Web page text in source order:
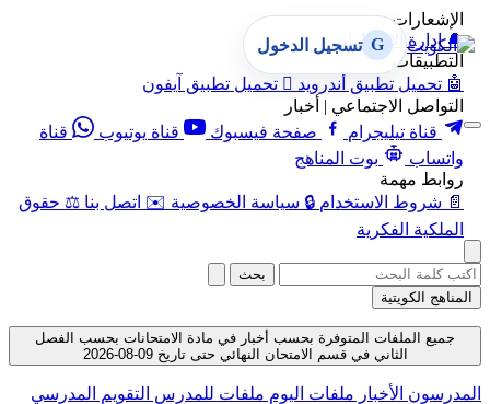
إدارة الإشعارات
تحميل تطبيق أندرويد
 تحميل تطبيق آيفون
الاجتماعي | أخبار
قناة تيليجرام
صفحة فيسبوك قناة يوتيوب
قناة
بوت المناهج
مهمة
شروط الاستخدام 🔒 سياسة الخصوصية ✉️ اتصل بنا ⚖️ حقوق
الفكرية
G تسجيل الدخول
الكويتية
الملفات المتوفرة بحسب أخبار في مادة الامتحانات بحسب الفصل
الثاني في قسم الامتحان النهائي حتى تاريخ 09-08-2026
الأخبار ملفات اليومملفات للمدرسالتقويم المدرسي